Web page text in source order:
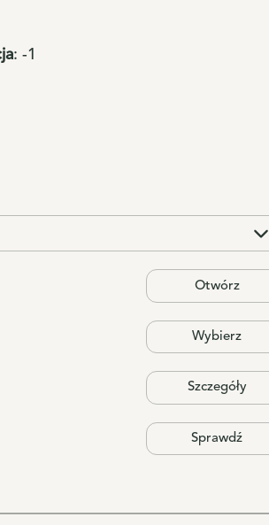
: -1
Otwórz
Wybierz
Szczegóły
Sprawdź